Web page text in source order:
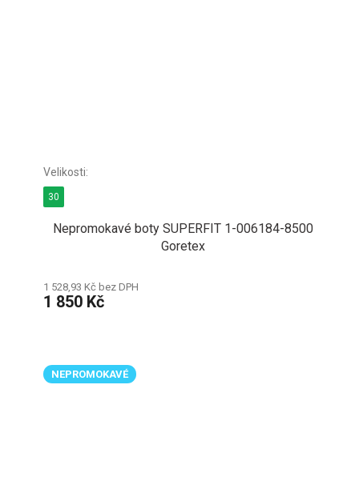
Nepromokavé boty SUPERFIT 1-006184-8500
Goretex
1 528,93 Kč bez DPH
1 850 Kč
30
NEPROMOKAVÉ